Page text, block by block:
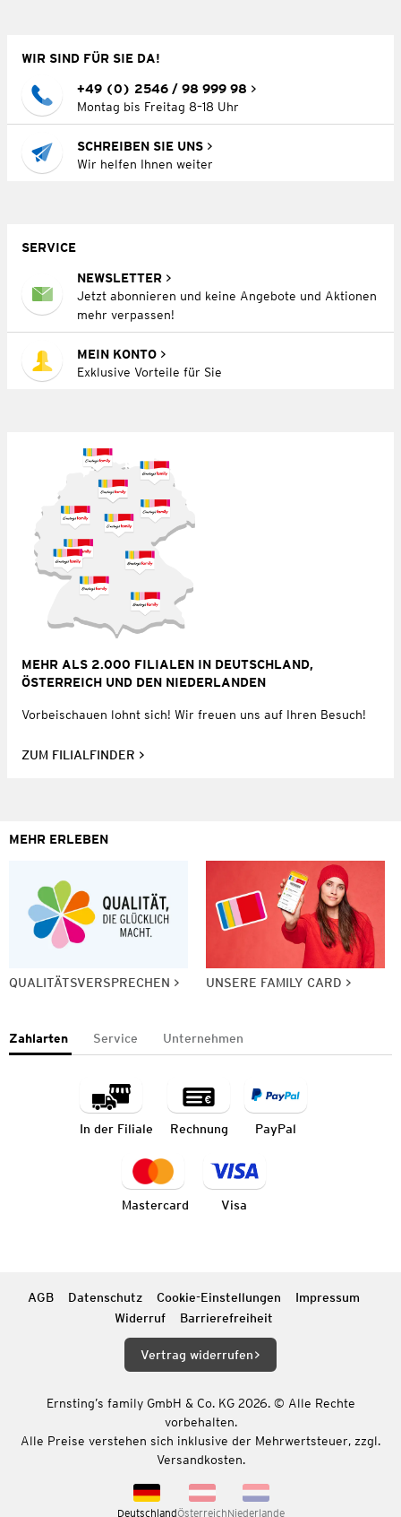
WIR SIND FÜR SIE DA!
+49 (0) 2546 / 98 999 98
Montag bis Freitag 8–18 Uhr
SCHREIBEN SIE UNS
Wir helfen Ihnen weiter
SERVICE
NEWSLETTER
Jetzt abonnieren und keine Angebote und Aktionen
mehr verpassen!
MEIN KONTO
Exklusive Vorteile für Sie
MEHR ALS 2.000 FILIALEN IN DEUTSCHLAND,
ÖSTERREICH UND DEN NIEDERLANDEN
Vorbeischauen lohnt sich! Wir freuen uns auf Ihren Besuch!
ZUM FILIALFINDER
MEHR ERLEBEN
QUALITÄTSVERSPRECHEN UNSERE FAMILY CARD
Zahlarten Service Unternehmen
In der Filiale Rechnung PayPal
Mastercard Visa
AGB Datenschutz Cookie-Einstellungen
Impressum
Widerruf
Barrierefreiheit
Vertrag widerrufen
Ernsting’s family GmbH & Co. KG 2026. © Alle Rechte
vorbehalten.
Alle Preise verstehen sich inklusive der Mehrwertsteuer, zzgl.
Versandkosten.
DeutschlandÖsterreichNiederlande